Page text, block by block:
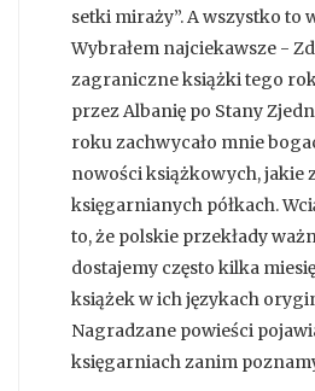
setki miraży”. A wszystko to
Wybrałem najciekawsze -
zagraniczne książki tego
przez Albanię po Stany
roku zachwycało mnie
nowości książkowych, jakie
księgarnianych półkach.
to, że polskie przekłady
dostajemy często kilka
książek w ich językach
Nagradzane powieści
księgarniach zanim